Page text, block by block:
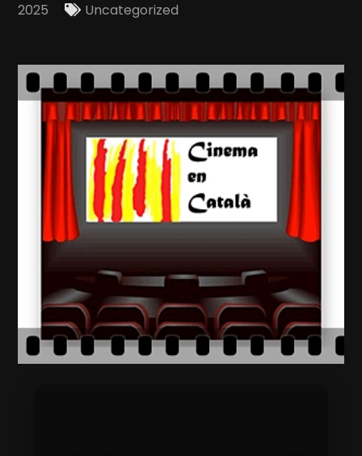
2025
Uncategorized